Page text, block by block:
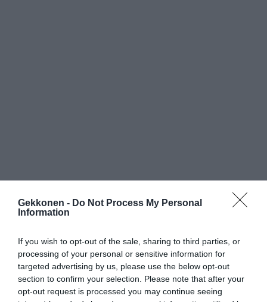
Gekkonen - Do Not Process My Personal
Information
If you wish to opt-out of the sale, sharing to third parties, or
processing of your personal or sensitive information for
targeted advertising by us, please use the below opt-out
section to confirm your selection. Please note that after your
opt-out request is processed you may continue seeing